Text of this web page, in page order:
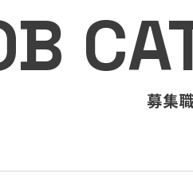
リハ
健康
α
福祉
募集